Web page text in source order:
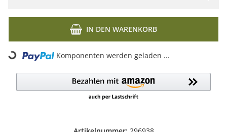
IN DEN WARENKORB
Loading... Komponenten werden geladen ...